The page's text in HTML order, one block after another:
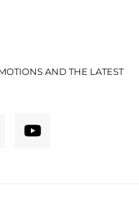
AND THE LATEST